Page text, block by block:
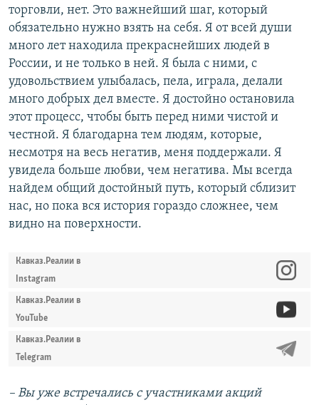
торговли, нет. Это важнейший шаг, который
обязательно нужно взять на себя. Я от всей души
много лет находила прекраснейших людей в
России, и не только в ней. Я была с ними, с
удовольствием улыбалась, пела, играла, делали
много добрых дел вместе. Я достойно остановила
этот процесс, чтобы быть перед ними чистой и
честной. Я благодарна тем людям, которые,
несмотря на весь негатив, меня поддержали. Я
увидела больше любви, чем негатива. Мы всегда
найдем общий достойный путь, который сблизит
нас, но пока вся история гораздо сложнее, чем
видно на поверхности.
Кавказ.Реалии в
Instagram
Кавказ.Реалии в
YouTube
Кавказ.Реалии в
Telegram
– Вы уже встречались с участниками акций